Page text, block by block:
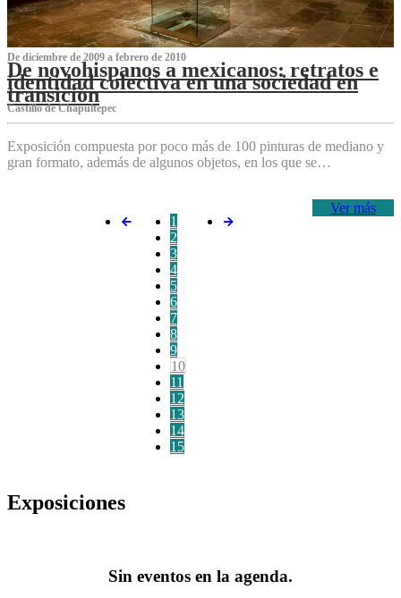
De diciembre de 2009 a febrero de 2010
De novohispanos a mexicanos: retratos e
identidad colectiva en una sociedad en
transición
Castillo de Chapultepec
Exposición compuesta por poco más de 100 pinturas de mediano y
gran formato, además de algunos objetos, en los que se…
Ver más
1
2
3
4
5
6
7
8
9
10
11
12
13
14
15
Exposiciones
Sin eventos en la agenda.